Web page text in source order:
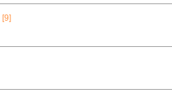
[9]